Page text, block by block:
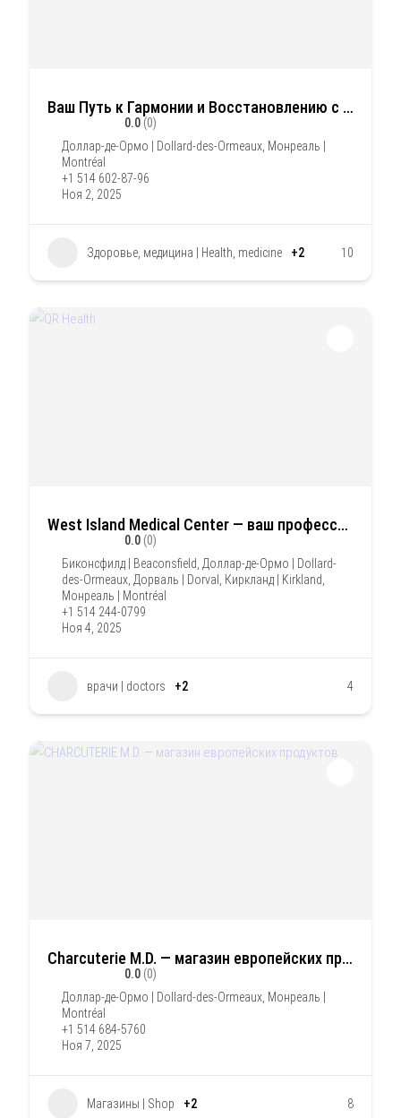
Ваш Путь к Гармонии и Восстановлению с помощью Людмила Вачьянц
0.0 (0)
Доллар-де-Ормо | Dollard-des-Ormeaux, Монреаль |
Montréal
+1 514 602-87-96
Ноя 2, 2025
Здоровье, медицина | Health, medicine +2 10
West Island Medical Center — ваш профессиональный выбор для комплексного оздоровления
0.0 (0)
Биконсфилд | Beaconsfield, Доллар-де-Ормо | Dollard-
des-Ormeaux, Дорваль | Dorval , Киркланд | Kirkland,
Монреаль | Montréal
+1 514 244-0799
Ноя 4, 2025
врачи | doctors +2 4
Charcuterie M.D. — магазин европейских продуктов
0.0 (0)
Доллар-де-Ормо | Dollard-des-Ormeaux, Монреаль |
Montréal
+1 514 684-5760
Ноя 7, 2025
Магазины | Shop +2 8